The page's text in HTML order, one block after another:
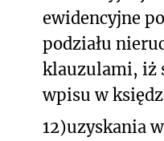
ewidencyjne
podziału
klauzulami, iż
wpisu w
12)uzyskania